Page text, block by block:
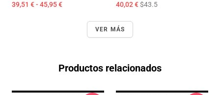
39,51 € - 45,95 € 40,02 €$43.5
VER MÁS
Productos relacionados